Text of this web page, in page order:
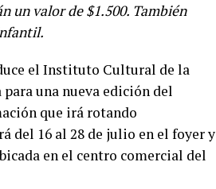
un valor de $1.500. También
el Instituto Cultural de la
una nueva edición del
que irá rotando
del 16 al 28 de julio en el foyer y
en el centro comercial del